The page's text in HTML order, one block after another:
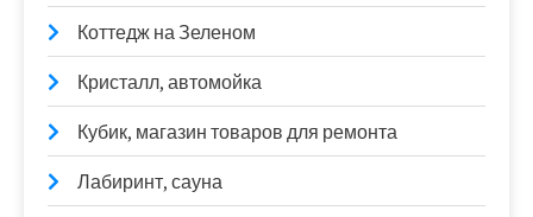
Коттедж на Зеленом
Кристалл, автомойка
Кубик, магазин товаров для ремонта
Лабиринт, сауна